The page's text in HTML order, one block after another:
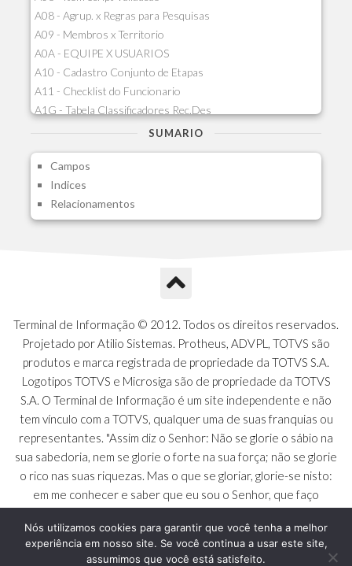
A08 - Agrup. x Regras para Pesquisas
A09 - Membros x Territorio
A0A - EQUIPE X USUARIOS
A10 - Cadastro Conjunto de Etapas
A11 - Checklist do Funcionario
A1G - Tabela Classificadores Rec.Des
A1H - Itens Tabela Classif.Rec.Desp.
A1J - Itens Aglutinadores Visao
A1N - Tipos de Card
A1O - Cards Dashboard
A1P - Tipos de Charts
A1S - Notificacoes do Vendedor
A1U - Intermediadores
A1V - Schemas - Gestao de Vendas
A1W - Campos do Schema
A1X - CFDI Complemento Carta Porte
A1Y - Carta Porte - Localizacoes
A1Z - Carta Porte - Operadores
A20 - Nota Explicativa - PCO
A21 - FONTES FINANC.PPA
A22 - Itens Fontes Financ.PPA
A23 - Inflacao para metas anuais
A24 - PIB Estadual para metas anuais
A25 - Receitas e Despesas Metais Anu
A26 - Deducao da Receita - MCASP
A27 - Divida Publica - Metas Aunias
SUMARIO
Campos
Indices
Relacionamentos
Terminal de Informação © 2012. Todos os direitos reservados.
Projetado por Atilio Sistemas. Protheus, ADVPL, TOTVS são
produtos e marca registrada de propriedade da TOTVS S.A.
Logotipos TOTVS e Microsiga são de propriedade da TOTVS
S.A. O Terminal de Informação é um site independente e não
tem vínculo com a TOTVS, qualquer uma de suas franquias ou
representantes. "Assim diz o Senhor: Não se glorie o sábio na
sua sabedoria, nem se glorie o forte na sua força; não se glorie
o rico nas suas riquezas. Mas o que se gloriar, glorie-se nisto:
em me conhecer e saber que eu sou o Senhor, que faço
Nós utilizamos cookies para garantir que você tenha a melhor
experiência em nosso site. Se você continua a usar este site,
assumimos que você está satisfeito.